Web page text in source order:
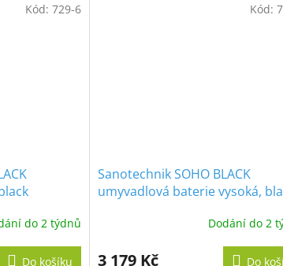
do 2 týdnů
Do košíku
Kód: 729-6
Sanotechnik SOHO BLACK
umyvadlová baterie vysoká,
Dodání do 2
3 179 Kč Do
Kód: